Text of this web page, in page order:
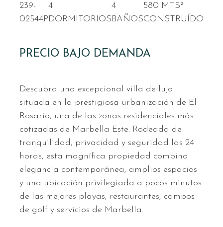
239-
02544P
4
DORMITORIOS
4
BAÑOS
580 MTS²
CONSTRUÍDO
PRECIO BAJO DEMANDA
Descubra una excepcional villa de lujo
situada en la prestigiosa urbanización de El
Rosario, una de las zonas residenciales más
cotizadas de Marbella Este. Rodeada de
tranquilidad, privacidad y seguridad las 24
horas, esta magnífica propiedad combina
elegancia contemporánea, amplios espacios
y una ubicación privilegiada a pocos minutos
de las mejores playas, restaurantes, campos
de golf y servicios de Marbella.